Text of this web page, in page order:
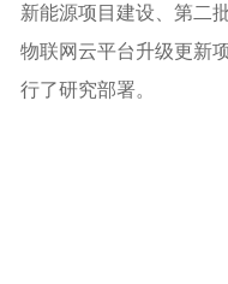
新能源项目建设、第二
物联网云平台升级更新
行了研究部署。